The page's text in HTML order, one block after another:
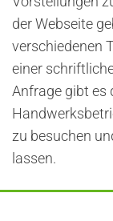
der Webseite
verschiedenen
einer
Anfrage gibt es
zu besuchen
lassen.